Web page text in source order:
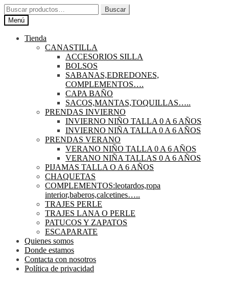
Ir
a
la
navegación
Ir
al
contenido
Buscar
por:
Buscar
Menú
Tienda
CANASTILLA
ACCESORIOS SILLA
BOLSOS
SABANAS,EDREDONES,
COMPLEMENTOS….
CAPA BAÑO
SACOS,MANTAS,TOQUILLAS…..
PRENDAS INVIERNO
INVIERNO NIÑO TALLA 0 A 6 AÑOS
INVIERNO NIÑA TALLA 0 A 6 AÑOS
PRENDAS VERANO
VERANO NIÑO TALLA 0 A 6 AÑOS
VERANO NIÑA TALLAS 0 A 6 AÑOS
PIJAMAS TALLA O A 6 AÑOS
CHAQUETAS
COMPLEMENTOS:leotardos,ropa
interior,baberos,calcetines…..
TRAJES PERLE
TRAJES LANA O PERLE
PATUCOS Y ZAPATOS
ESCAPARATE
Quienes somos
Donde estamos
Contacta con nosotros
Política de privacidad